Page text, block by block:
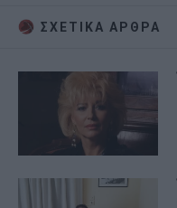
ΣΧΕΤΙΚA AΡΘΡΑ